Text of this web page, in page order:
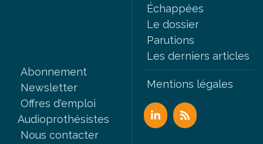
Échappées
Le dossier
Parutions
Les derniers articles
Abonnement
Newsletter
Offres d'emploi
Audioprothésistes
Nous contacter
Mentions légales